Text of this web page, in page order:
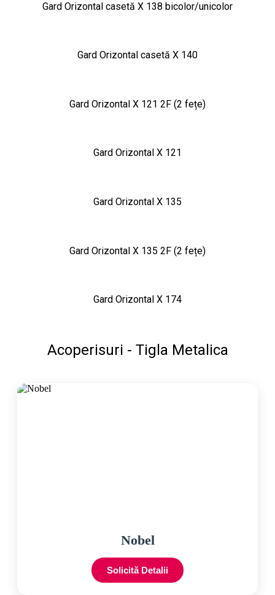
Gard Orizontal casetă X 138 bicolor/unicolor
Gard Orizontal casetă X 140
Gard Orizontal X 121 2F (2 fețe)
Gard Orizontal X 121
Gard Orizontal X 135
Gard Orizontal X 135 2F (2 fețe)
Gard Orizontal X 174
Acoperisuri - Tigla Metalica
Nobel
Solicită Detalii